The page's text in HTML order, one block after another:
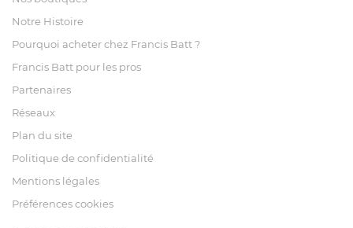
Notre Histoire
Pourquoi acheter chez Francis Batt ?
Francis Batt pour les pros
Partenaires
Réseaux
Plan du site
Politique de confidentialité
Mentions légales
Préférences cookies